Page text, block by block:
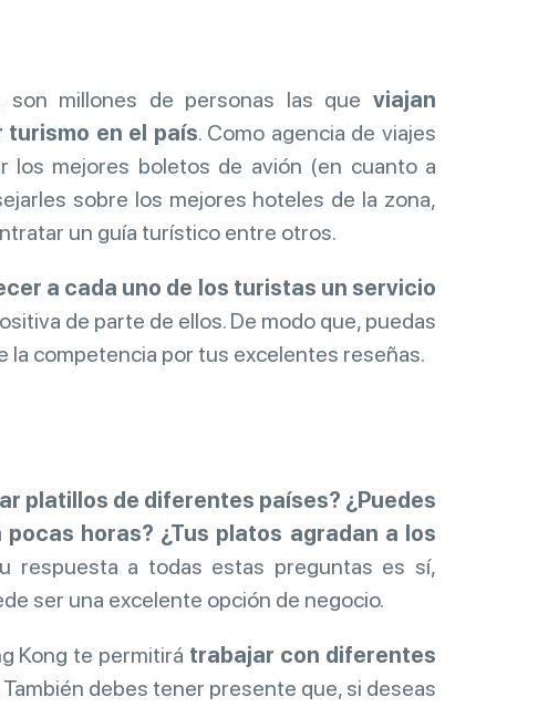
millones de personas las que viajan
turismo en el país. Como agencia de viajes
los mejores boletos de avión (en cuanto a
sobre los mejores hoteles de la zona,
un guía turístico entre otros.
a cada uno de los turistas un servicio
de parte de ellos. De modo que, puedas
competencia por tus excelentes reseñas.
platillos de diferentes países? ¿Puedes
horas? ¿Tus platos agradan a los
respuesta a todas estas preguntas es sí,
ser una excelente opción de negocio.
Kong te permitirá trabajar con diferentes
También debes tener presente que, si deseas